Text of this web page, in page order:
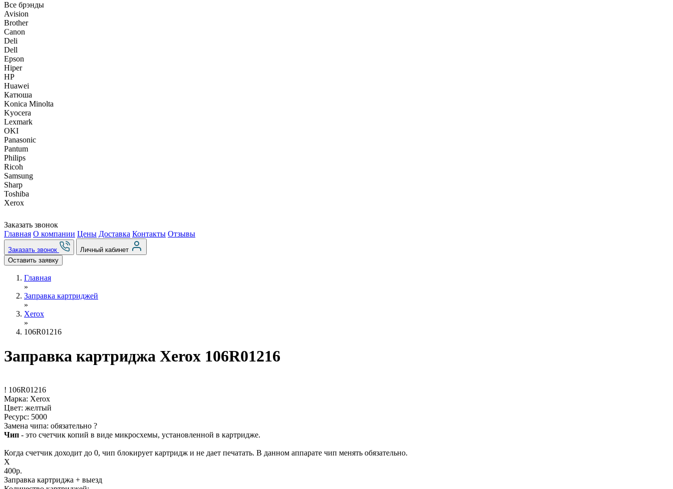
Все брэнды
Avision
Brother
Canon
Deli
Dell
Epson
Hiper
HP
Huawei
Катюша
Konica Minolta
Kyocera
Lexmark
OKI
Panasonic
Pantum
Philips
Ricoh
Samsung
Sharp
Toshiba
Xerox
Заказать звонок
Главная О компании Цены Доставка Контакты Отзывы
Заказать звонок
Личный кабинет
Оставить заявку
Главная
»
Заправка картриджей
»
Xerox
»
106R01216
Заправка картриджа Xerox 106R01216
! 106R01216
Марка: Xerox
Цвет: желтый
Ресурс: 5000
Замена чипа: обязательно ?
Чип - это счетчик копий в виде микросхемы, установленной в картридже.
Когда счетчик доходит до 0, чип блокирует картридж и не дает печатать. В данном аппарате чип менять обязательно.
X
400р.
Заправка картриджа + выезд